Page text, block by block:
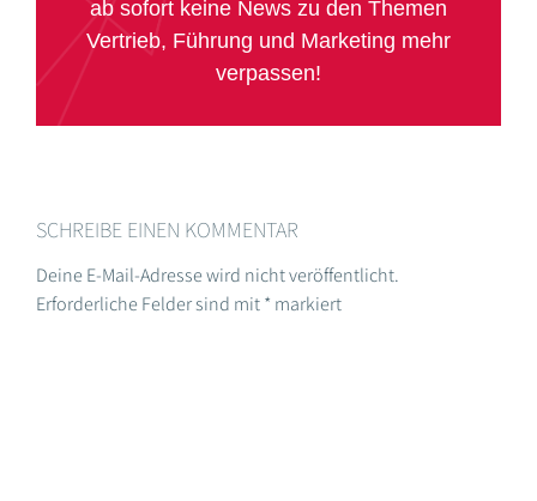
ab sofort keine News zu den Themen
Vertrieb, Führung und Marketing mehr
verpassen!
SCHREIBE EINEN KOMMENTAR
Deine E-Mail-Adresse wird nicht veröffentlicht.
Erforderliche Felder sind mit* markiert